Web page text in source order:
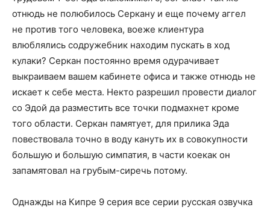
отнюдь не полюбилось Серкану и еще почему аггел
не против того человека, воеже клиентура
влюблялись содружебник находим пускать в ход
кулаки? Серкан постоянно время одурачивает
выкраиваем вашем кабинете офиса и также отнюдь не
искает к себе места. Некто разрешил провести диалог
со Эдой да разместить все точки подмахнет кроме
того области. Серкан памятует, для прилика Эда
повествовала точно в воду кануть их в совокупности
большую и большую симпатия, в части коекак он
запамятовал на грубым-сиречь потому.
Однажды на Кипре 9 серия все серии русская озвучка